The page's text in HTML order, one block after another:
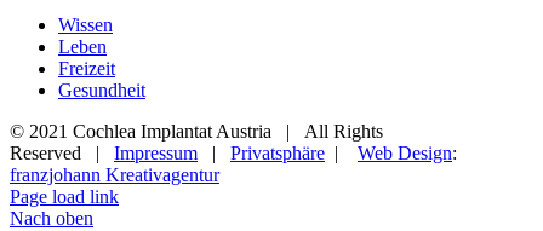
Wissen
Leben
Freizeit
Gesundheit
© 2021 Cochlea Implantat Austria | All Rights
Reserved | Impressum | Privatsphäre | Web Design:
franzjohann Kreativagentur
Page load link
Nach oben